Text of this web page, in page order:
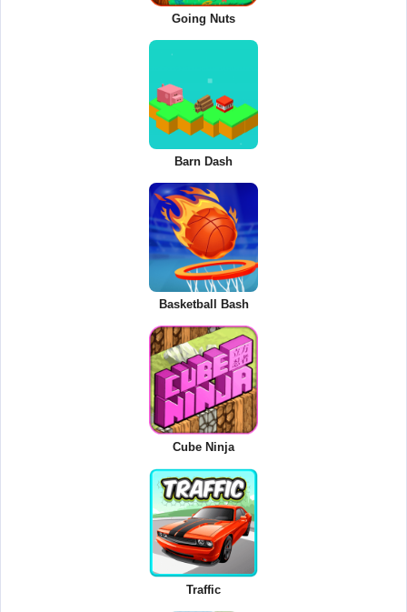
Going Nuts
Barn Dash
Basketball Bash
Cube Ninja
Traffic